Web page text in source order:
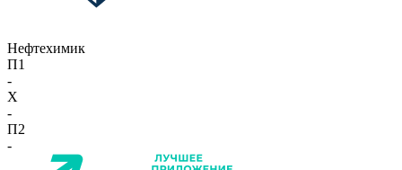
Нефтехимик
П1
-
X
-
П2
-